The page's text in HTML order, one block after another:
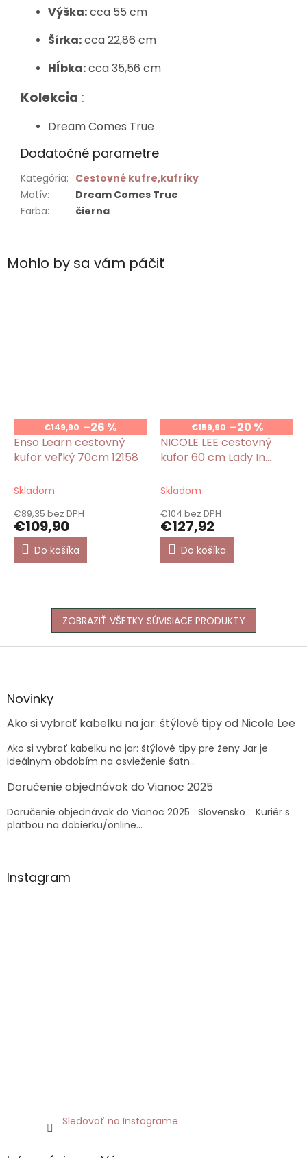
Mohlo by sa vám páčiť
€149,90 –26 %
Enso Learn cestovný
kufor veľký 70cm 12158
Skladom
€89,35 bez DPH
€109,90
Do košíka
€159,90 –20 %
NICOLE LEE cestovný
kufor 60 cm Lady In
Skladom
€104 bez DPH
€127,92
Do košíka
ZOBRAZIŤ VŠETKY SÚVISIACE PRODUKTY
Výška:cca 55 cm
Šírka:cca 22,86 cm
Hĺbka:cca 35,56 cm
Kolekcia :
Dream Comes True
Dodatočné parametre
Kategória: Cestovné kufre,kufríky
Motív:
Dream Comes True
Farba: čierna
Z
äNovinky
Ako si vybrať kabelku na jar: štýlové tipy od Nicole Lee
Ako si vybrať kabelku na jar: štýlové tipy pre ženy Jar je
ideálnym obdobím na osvieženie šatn...
Doručenie objednávok do Vianoc 2025
Doručenie objednávok do Vianoc 2025 Slovensko : Kuriér s
platbou na dobierku/online...
Instagram
Sledovať na Instagrame